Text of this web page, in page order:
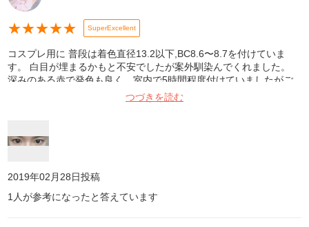
★★★★★ SuperExcellent
コスプレ用に 普段は着色直径13.2以下,BC8.6〜8.7を付けていま
す。 白目が埋まるかもと不安でしたが案外馴染んでくれました。
深みのある赤で発色も良く、室内で5時間程度付けていましたがご
ろごろせず乾きもなかったです。つづきを読む
2019年02月28日投稿
1 人が参考になったと答えています